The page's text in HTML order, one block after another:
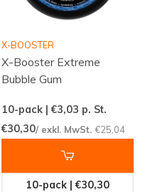
X-BOOSTER
X-Booster Extreme
Bubble Gum
10-pack | €3,03 p. St.
€30,30/ exkl. MwSt. €25,04
10-pack | €30,30